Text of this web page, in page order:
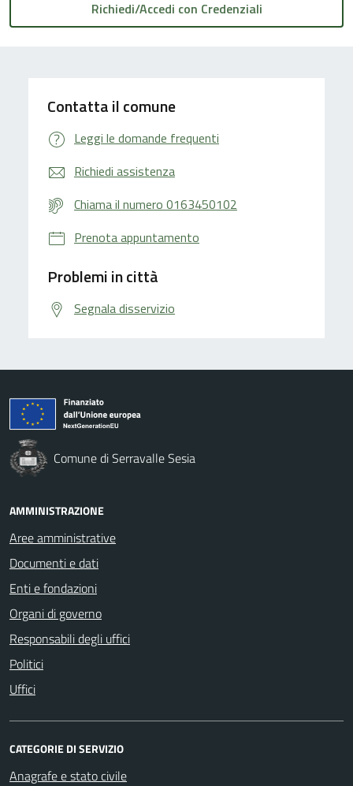
Contatta il comune
Leggi le domande frequenti
Richiedi assistenza
Chiama il numero 0163450102
Prenota appuntamento
Problemi in città
Segnala disservizio
Comune di Serravalle Sesia
AMMINISTRAZIONE
Aree amministrative
Documenti e dati
Enti e fondazioni
Organi di governo
Responsabili degli uffici
Politici
Uffici
CATEGORIE DI SERVIZIO
Anagrafe e stato civile